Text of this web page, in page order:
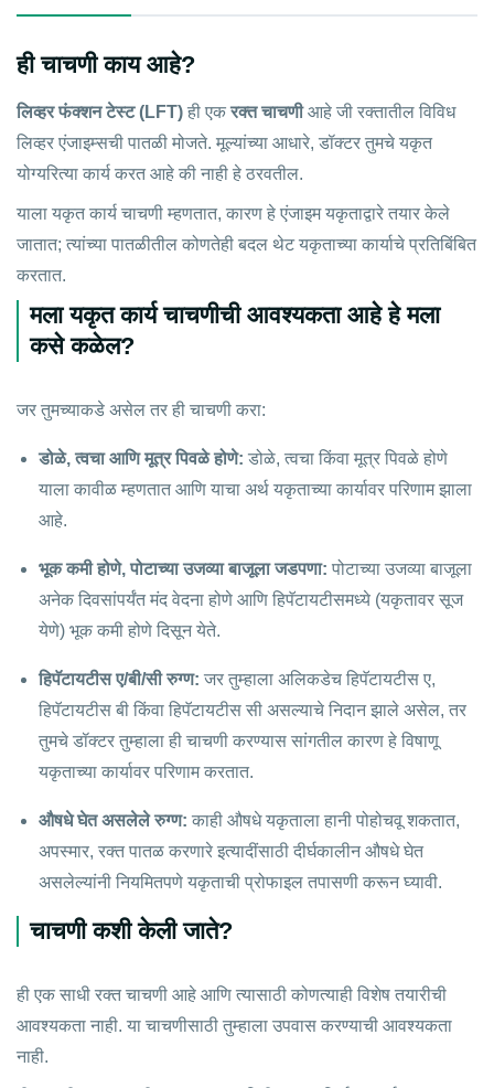
ही चाचणी काय आहे?
लिव्हर फंक्शन टेस्ट (LFT) ही एकरक्त चाचणीआहे जी रक्तातील विविध
लिव्हर एंजाइम्सची पातळी मोजते. मूल्यांच्या आधारे, डॉक्टर तुमचे यकृत
योग्यरित्या कार्य करत आहे की नाही हे ठरवतील.
याला यकृत कार्य चाचणी म्हणतात, कारण हे एंजाइम यकृताद्वारे तयार केले
जातात; त्यांच्या पातळीतील कोणतेही बदल थेट यकृताच्या कार्याचे प्रतिबिंबित
करतात.
मला यकृत कार्य चाचणीची आवश्यकता आहे हे मला
कसे कळेल?
जर तुमच्याकडे असेल तर ही चाचणी करा:
डोळे, त्वचा आणि मूत्र पिवळे होणे: डोळे, त्वचा किंवा मूत्र पिवळे होणे
याला कावीळ म्हणतात आणि याचा अर्थ यकृताच्या कार्यावर परिणाम झाला
आहे.
भूक कमी होणे, पोटाच्या उजव्या बाजूला जडपणा: पोटाच्या उजव्या बाजूला
अनेक दिवसांपर्यंत मंद वेदना होणे आणि हिपॅटायटीसमध्ये (यकृतावर सूज
येणे) भूक कमी होणे दिसून येते.
हिपॅटायटीस ए/बी/सी रुग्ण: जर तुम्हाला अलिकडेच हिपॅटायटीस ए,
हिपॅटायटीस बी किंवा हिपॅटायटीस सी असल्याचे निदान झाले असेल, तर
तुमचे डॉक्टर तुम्हाला ही चाचणी करण्यास सांगतील कारण हे विषाणू
यकृताच्या कार्यावर परिणाम करतात.
औषधे घेत असलेले रुग्ण: काही औषधे यकृताला हानी पोहोचवू शकतात,
अपस्मार, रक्त पातळ करणारे इत्यादींसाठी दीर्घकालीन औषधे घेत
असलेल्यांनी नियमितपणे यकृताची प्रोफाइल तपासणी करून घ्यावी.
चाचणी कशी केली जाते?
ही एक साधी रक्त चाचणी आहे आणि त्यासाठी कोणत्याही विशेष तयारीची
आवश्यकता नाही. या चाचणीसाठी तुम्हाला उपवास करण्याची आवश्यकता
नाही.